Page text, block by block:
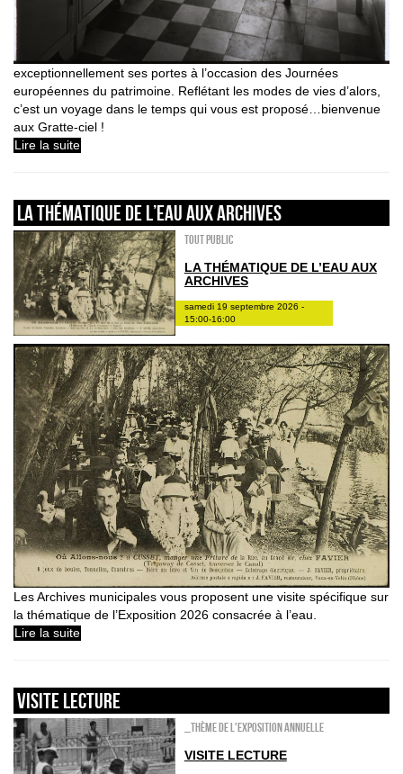
exceptionnellement ses portes à l’occasion des Journées
européennes du patrimoine. Reflétant les modes de vies d’alors,
c’est un voyage dans le temps qui vous est proposé…bienvenue
aux Gratte-ciel !
Lire la suite
LA THÉMATIQUE DE L’EAU AUX ARCHIVES
Tout public
LA THÉMATIQUE DE L’EAU AUX
ARCHIVES
samedi 19 septembre 2026 -
15:00-16:00
Les Archives municipales vous proposent une visite spécifique sur
la thématique de l’Exposition 2026 consacrée à l’eau.
Lire la suite
VISITE LECTURE
_Thème de l'exposition annuelle
VISITE LECTURE